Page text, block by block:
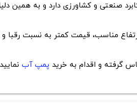
و تا 54.5 متر ارتفاع دارد. پمپ اتا آبروان از نوع 3 فازی است و
مناسب، قیمت کمتر به نسبت
گرفته و اقدام به خرید پمپ آب